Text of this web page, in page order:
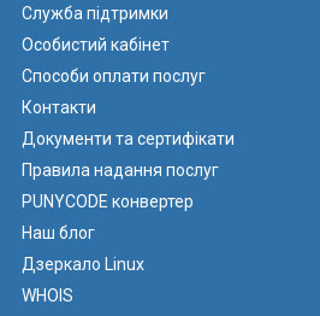
Служба підтримки
Особистий кабінет
Способи оплати послуг
Контакти
Документи та сертифікати
Правила надання послуг
PUNYCODE конвертер
Наш блог
Дзеркало Linux
WHOIS